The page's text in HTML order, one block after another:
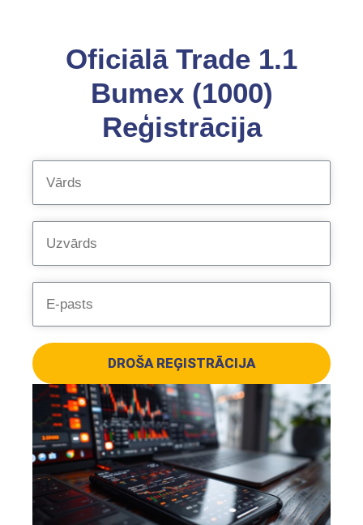
Oficiālā Trade 1.1
Bumex (1000)
Reģistrācija
DROŠA REĢISTRĀCIJA